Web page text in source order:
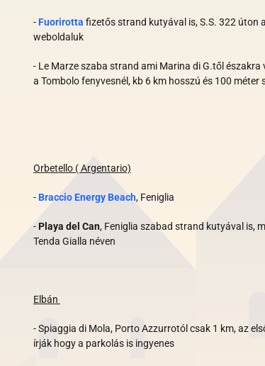
-Fuorirotta fizetős strand kutyával is, S.S. 322 úton
weboldaluk
- Le Marze szaba strand ami Marina di G.től északra
a Tombolo fenyvesnél, kb 6 km hosszú és 100 méter
Orbetello ( Argentario)
-Braccio Energy Beach, Feniglia
-Playa del Can, Feniglia szabad strand kutyával is,
Tenda Gialla néven
Elbán
- Spiaggia di Mola, Porto Azzurrotól csak 1 km, az
írják hogy a parkolás is ingyenes